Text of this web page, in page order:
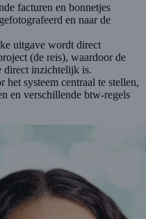
facturen en bonnetjes
en naar de
uitgave wordt direct
(de reis), waardoor de
direct inzichtelijk is.
het systeem centraal te stellen,
en verschillende btw-regels